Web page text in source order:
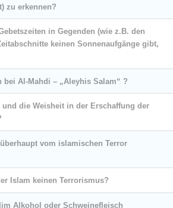
zu erkennen?
in Gegenden (wie z.B. den
keinen Sonnenaufgänge gibt,
bei Al-Mahdi – „Aleyhis Salam“ ?
die Weisheit in der Erschaffung der
vom islamischen Terror
Islam keinen Terrorismus?
Alkohol oder Schweinefleisch